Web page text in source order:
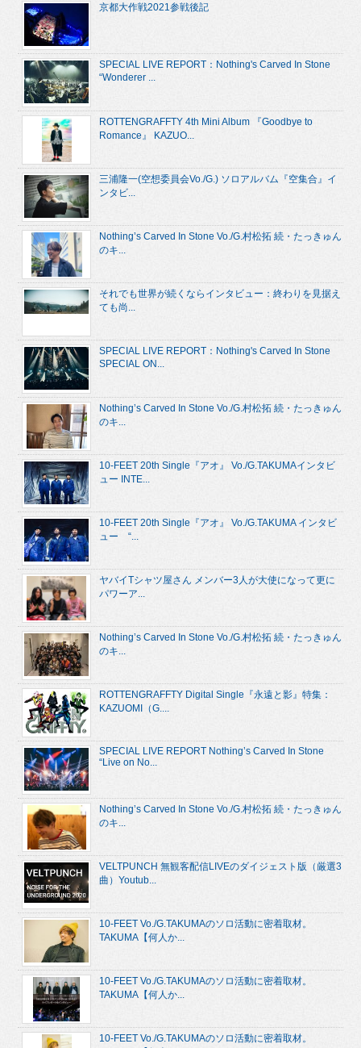
京都大作戦2021参戦後記
SPECIAL LIVE REPORT：Nothing's Carved In Stone
“Wonderer ...
ROTTENGRAFFTY 4th Mini Album 『Goodbye to
Romance』 KAZUO...
三浦隆一(空想委員会Vo./G.) ソロアルバム『空集合』イ
ンタビ...
Nothing’s Carved In Stone Vo./G.村松拓 続・たっきゅん
のキ...
それでも世界が続くならインタビュー：終わりを見据え
ても尚...
SPECIAL LIVE REPORT：Nothing's Carved In Stone
SPECIAL ON...
Nothing’s Carved In Stone Vo./G.村松拓 続・たっきゅん
のキ...
10-FEET 20th Single『アオ』 Vo./G.TAKUMAインタビ
ュー INTE...
10-FEET 20th Single『アオ』 Vo./G.TAKUMA インタビ
ュー “...
ヤバイTシャツ屋さん メンバー3人が大使になって更に
パワーア...
Nothing’s Carved In Stone Vo./G.村松拓 続・たっきゅん
のキ...
ROTTENGRAFFTY Digital Single『永遠と影』特集：
KAZUOMI（G....
SPECIAL LIVE REPORT Nothing’s Carved In Stone
“Live on No...
Nothing’s Carved In Stone Vo./G.村松拓 続・たっきゅん
のキ...
VELTPUNCH 無観客配信LIVEのダイジェスト版（厳選3
曲）Youtub...
10-FEET Vo./G.TAKUMAのソロ活動に密着取材。
TAKUMA【何人か...
10-FEET Vo./G.TAKUMAのソロ活動に密着取材。
TAKUMA【何人か...
10-FEET Vo./G.TAKUMAのソロ活動に密着取材。